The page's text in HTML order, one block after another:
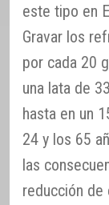
este tipo en
Gravar los
por cada 20
una lata de
hasta en un
24 y los 65
las
reducción